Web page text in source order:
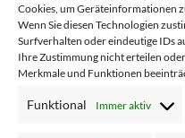
Cookies, um Geräteinformationen
Wenn Sie diesen Technologien
Surfverhalten oder eindeutige IDs
Ihre Zustimmung nicht erteilen
Merkmale und Funktionen
Funktional Immer aktiv
Korntex ISO-Warnweste
KXX217 “Freiburg” mit zwei
Leuchtstreifen und
Klettverschluss // optional mit
Druck
Netto*:3,35